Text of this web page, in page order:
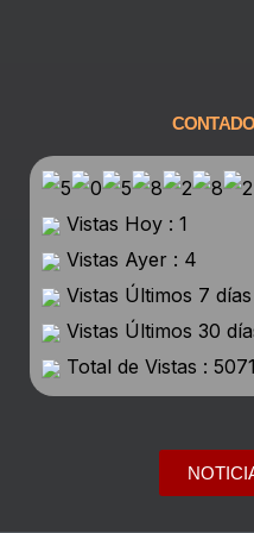
Vistas Hoy : 1
Vistas Ayer : 4
Vistas Últimos 7
Vistas Últimos 30
Total de Vistas :